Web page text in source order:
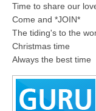
Time to share our
Come and *JOIN*
The tiding's to the
Christmas time
Always the best time